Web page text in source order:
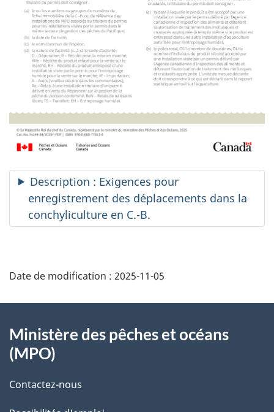
Description : Exigences pour
enregistrement des déplacements dans la
conchyliculture en C.-B.
Date de modification : 2025-11-05
propos
de
ce
Ministère des pêches et océans
(MPO)
Contactez-nous